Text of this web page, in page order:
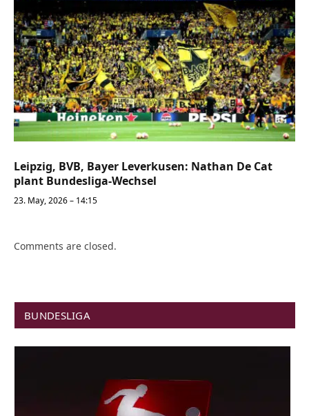
Leipzig, BVB, Bayer Leverkusen: Nathan De Cat
plant Bundesliga-Wechsel
23. May, 2026 – 14:15
Comments are closed.
BUNDESLIGA